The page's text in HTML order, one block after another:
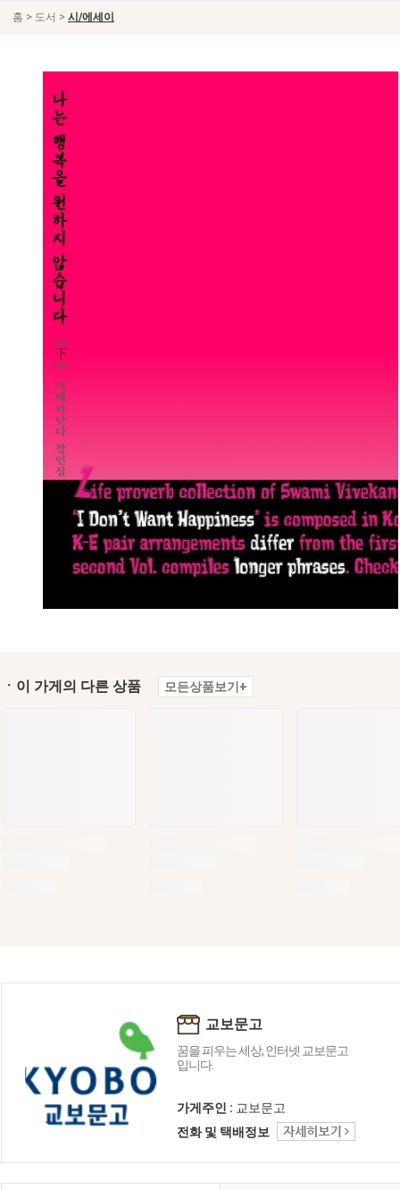
홈 > 도서 > 시/에세이
ㆍ이 가게의 다른 상품 모든상품보기+
교보문고
꿈을 피우는 세상, 인터넷 교보문고
입니다.
가게주인 : 교보문고
전화 및 택배정보